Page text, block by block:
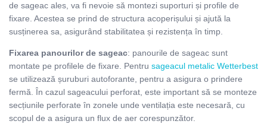
de sageac ales, va fi nevoie să montezi suporturi și profile de
fixare. Acestea se prind de structura acoperișului și ajută la
susținerea sa, asigurând stabilitatea și rezistența în timp.
Fixarea panourilor de sageac: panourile de sageac sunt
montate pe profilele de fixare. Pentru sageacul metalic Wetterbest
se utilizează șuruburi autoforante, pentru a asigura o prindere
fermă. În cazul sageacului perforat, este important să se monteze
secțiunile perforate în zonele unde ventilația este necesară, cu
scopul de a asigura un flux de aer corespunzător.